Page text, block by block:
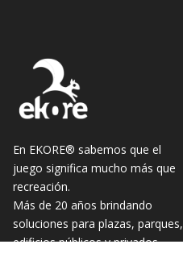
En EKORE® sabemos que el
juego significa mucho más que
recreación.
Más de 20 años brindando
soluciones para plazas, parques,
edificios públicos y privados.